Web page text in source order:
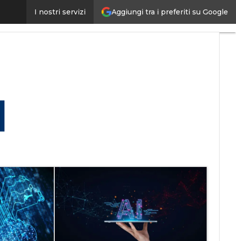
Aggiungi tra i preferiti su Google
I nostri servizi
Intelligenza artificiale